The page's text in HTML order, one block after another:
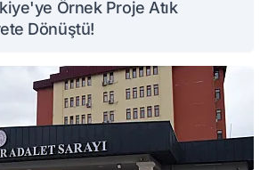
Örnek Proje Atık
Dönüştü!